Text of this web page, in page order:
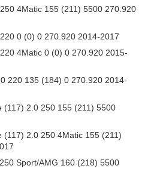
4Matic 155 (211) 5500 270.920
0 (0) 0 270.920 2014-2017
4Matic 0 (0) 0 270.920 2015-
220 135 (184) 0 270.920 2014-
(117) 2.0 250 155 (211) 5500
(117) 2.0 250 4Matic 155 (211)
Sport/AMG 160 (218) 5500